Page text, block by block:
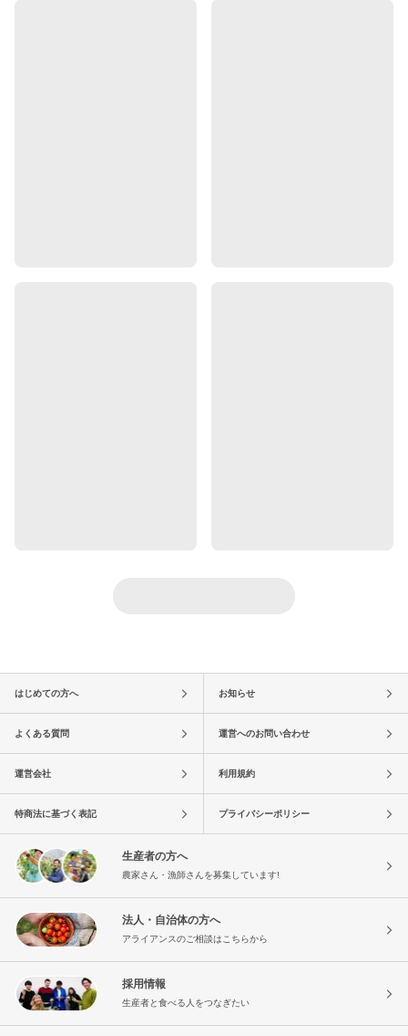
はじめての方へ お知らせ
よくある質問 運営へのお問い合わせ
運営会社 利用規約
特商法に基づく表記 プライバシーポリシー
生産者の方へ
農家さん・漁師さんを募集しています!
法人・自治体の方へ
アライアンスのご相談はこちらから
採用情報
生産者と食べる人をつなぎたい